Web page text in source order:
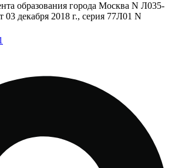
образования города Москва N Л035-
03 декабря 2018 г., серия 77Л01 N